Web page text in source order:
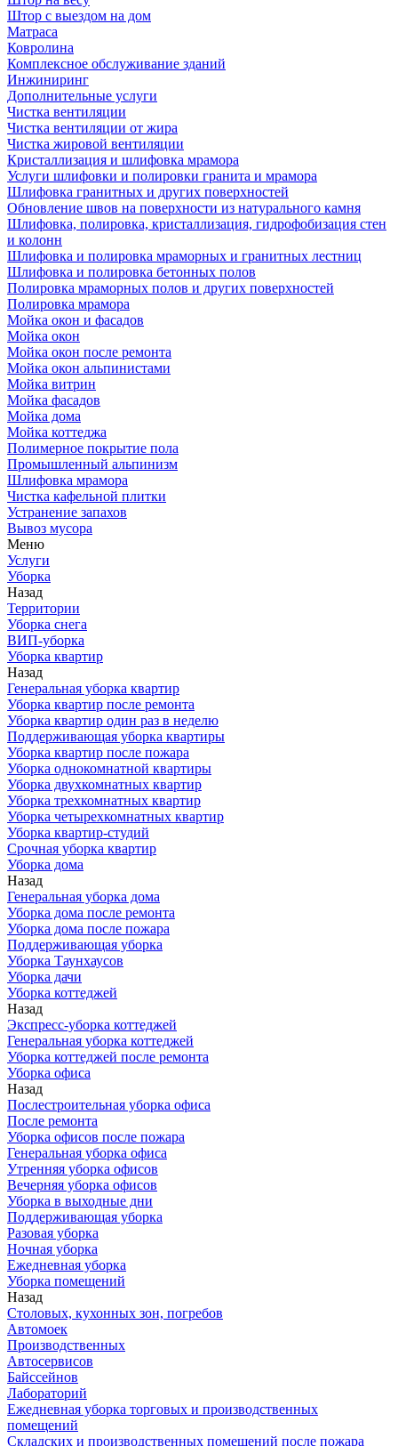
Штор с выездом на дом
Матраса
Ковролина
Комплексное обслуживание зданий
Инжиниринг
Дополнительные услуги
Чистка вентиляции
Чистка вентиляции от жира
Чистка жировой вентиляции
Кристаллизация и шлифовка мрамора
Услуги шлифовки и полировки гранита и мрамора
Шлифовка гранитных и других поверхностей
Обновление швов на поверхности из натурального камня
Шлифовка, полировка, кристаллизация, гидрофобизация стен
и колонн
Шлифовка и полировка мраморных и гранитных лестниц
Шлифовка и полировка бетонных полов
Полировка мраморных полов и других поверхностей
Полировка мрамора
Мойка окон и фасадов
Мойка окон
Мойка окон после ремонта
Мойка окон альпинистами
Мойка витрин
Мойка фасадов
Мойка дома
Мойка коттеджа
Полимерное покрытие пола
Промышленный альпинизм
Шлифовка мрамора
Чистка кафельной плитки
Устранение запахов
Вывоз мусора
Меню
Услуги
Уборка
Назад
Территории
Уборка снега
ВИП-уборка
Уборка квартир
Назад
Генеральная уборка квартир
Уборка квартир после ремонта
Уборка квартир один раз в неделю
Поддерживающая уборка квартиры
Уборка квартир после пожара
Уборка однокомнатной квартиры
Уборка двухкомнатных квартир
Уборка трехкомнатных квартир
Уборка четырехкомнатных квартир
Уборка квартир-студий
Срочная уборка квартир
Уборка дома
Назад
Генеральная уборка дома
Уборка дома после ремонта
Уборка дома после пожара
Поддерживающая уборка
Уборка Таунхаусов
Уборка дачи
Уборка коттеджей
Назад
Экспресс-уборка коттеджей
Генеральная уборка коттеджей
Уборка коттеджей после ремонта
Уборка офиса
Назад
Послестроительная уборка офиса
После ремонта
Уборка офисов после пожара
Генеральная уборка офиса
Утренняя уборка офисов
Вечерняя уборка офисов
Уборка в выходные дни
Поддерживающая уборка
Разовая уборка
Ночная уборка
Ежедневная уборка
Уборка помещений
Назад
Столовых, кухонных зон, погребов
Автомоек
Производственных
Автосервисов
Байссейнов
Лабораторий
Ежедневная уборка торговых и производственных
помещений
Складских и производственных помещений после пожара